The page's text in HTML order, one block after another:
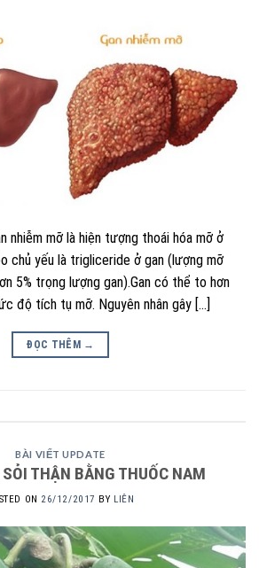
nhiễm mỡ là hiện tượng thoái hóa mỡ ở
chủ yếu là trigliceride ở gan (lượng mỡ
5% trọng lượng gan).Gan có thể to hơn
độ tích tụ mỡ. Nguyên nhân gây […]
ĐỌC THÊM →
BÀI VIẾT UPDATE
THẬN BẰNG THUỐC NAM
ON 26/12/2017 BY LIÊN